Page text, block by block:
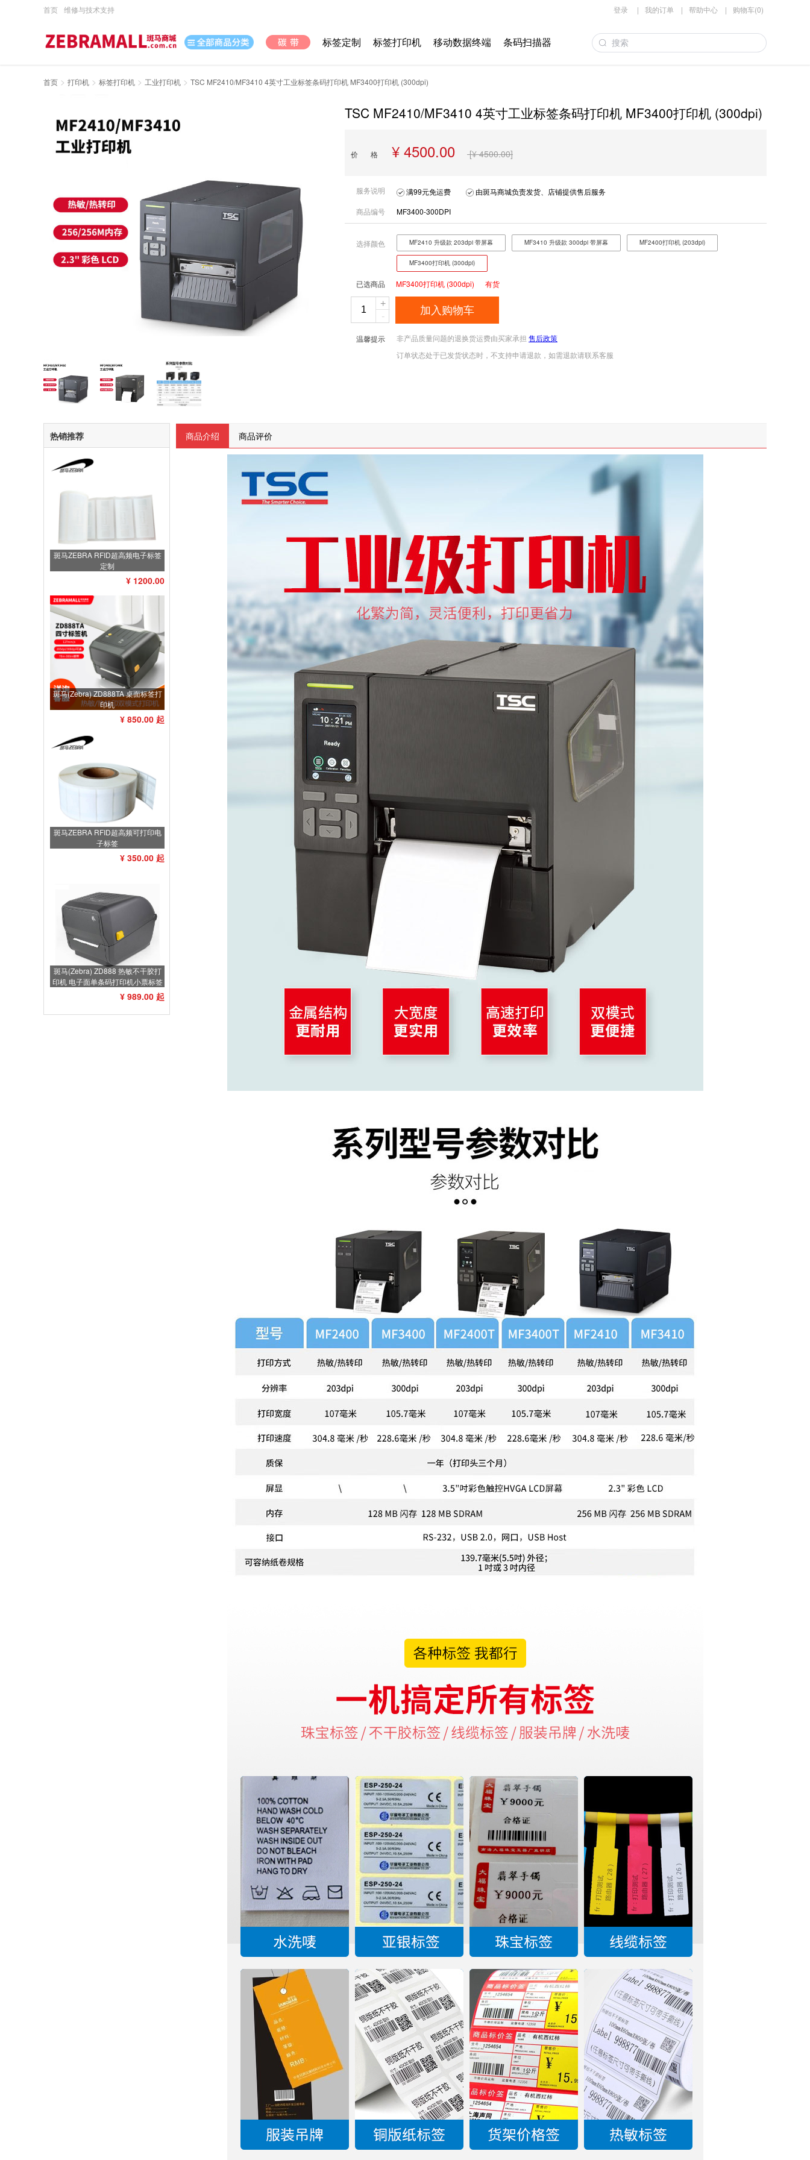
首页 维修与技术支持 登录 | 我的订单 | 帮助中心 | 购物车(0)
标签定制 标签打印机 移动数据终端 条码扫描器
打印机
数码
打印耗材
日用百货
休闲娱乐
首页 > 打印机 > 标签打印机 > 工业打印机 > TSC MF2410/MF3410 4英寸工业标签条码打印机 MF3400打印机 (300dpi)
TSC MF2410/MF3410 4英寸工业标签条码打印机 MF3400打印机 (300dpi)
价 格 ¥ 4500.00 [¥ 4500.00]
服务说明 满99元免运费
由斑马商城负责发货、店铺提供售后服务
商品编号
MF3400-300DPI
选择颜色 MF2410 升级款 203dpi 带屏幕 MF3410 升级款 300dpi 带屏幕 MF2400打印机 (203dpi)
MF3400打印机 (300dpi)
已选商品
MF3400打印机 (300dpi) 有货
+
-
加入购物车
温馨提示 非产品质量问题的退换货运费由买家承担 售后政策
订单状态处于已发货状态时，不支持申请退款，如需退款请联系客服
热销推荐
斑马ZEBRA RFID超高频电子标签
定制
¥ 1200.00
斑马(Zebra) ZD888TA 桌面标签打
印机
¥ 850.00 起
斑马ZEBRA RFID超高频可打印电
子标签
¥ 350.00 起
斑马(Zebra) ZD888 热敏不干胶打
印机 电子面单条码打印机小票标签
打印机不干胶标签机¥ 989.00 起
商品介绍 商品评价